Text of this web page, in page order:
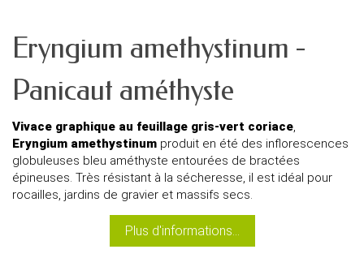
Eryngium amethystinum -
Panicaut améthyste
Vivace graphique au feuillage gris-vert coriace,
Eryngium amethystinum produit en été des inflorescences
globuleuses bleu améthyste entourées de bractées
épineuses. Très résistant à la sécheresse, il est idéal pour
rocailles, jardins de gravier et massifs secs.
Plus d'informations...